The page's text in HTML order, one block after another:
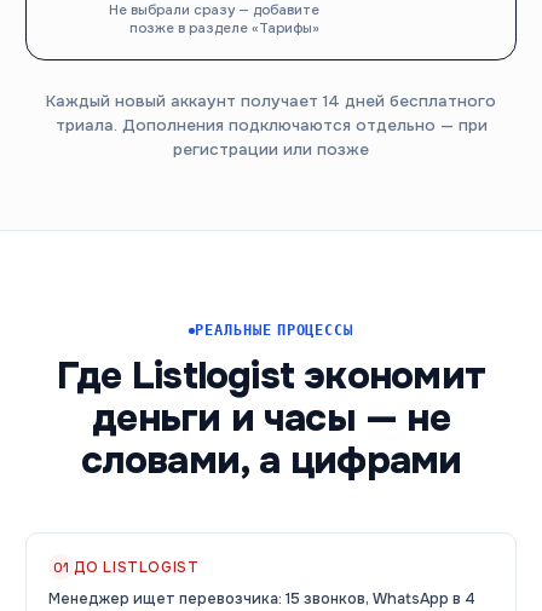
Не выбрали сразу — добавите
позже в разделе «Тарифы»
Каждый новый аккаунт получает 14 дней бесплатного
триала. Дополнения подключаются отдельно — при
регистрации или позже
РЕАЛЬНЫЕ ПРОЦЕССЫ
Где Listlogist экономит
деньги и часы — не
словами, а цифрами
01 ДО LISTLOGIST
Менеджер ищет перевозчика: 15 звонков, WhatsApp в 4